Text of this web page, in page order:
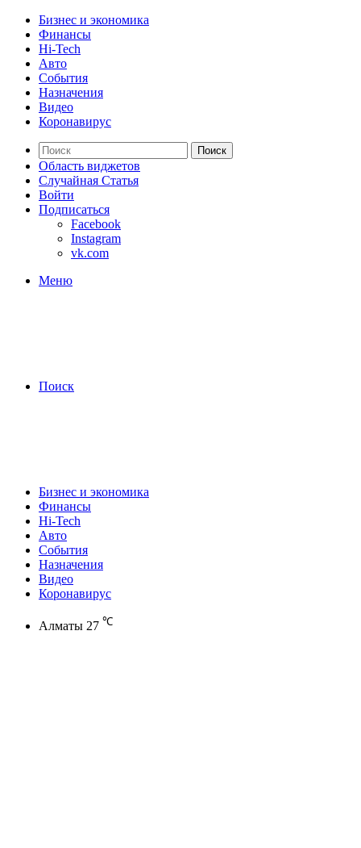
Бизнес и экономика
Финансы
Hi-Tech
Авто
События
Назначения
Видео
Коронавирус
Поиск
Область виджетов
Случайная Статья
Войти
Подписаться
Facebook
Instagram
vk.com
Меню
Поиск
Бизнес и экономика
Финансы
Hi-Tech
Авто
События
Назначения
Видео
Коронавирус
Алматы 27 ℃